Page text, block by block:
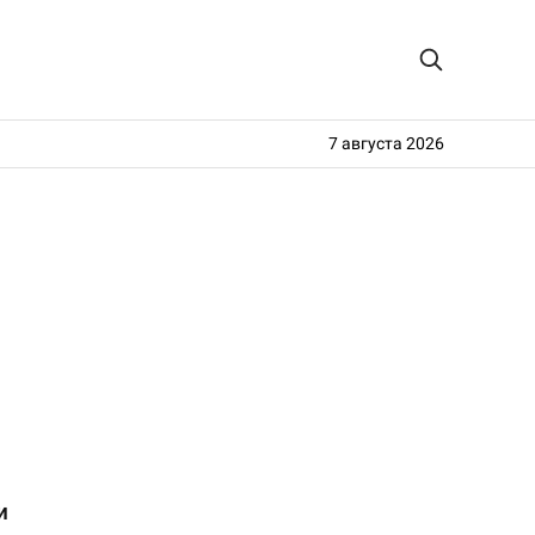
7 августа 2026